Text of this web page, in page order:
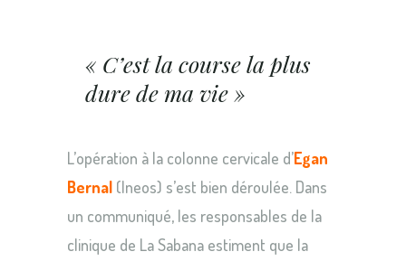
« C’est la course la plus
dure de ma vie »
L’opération à la colonne cervicale d’Egan
Bernal (Ineos) s’est bien déroulée. Dans
un communiqué, les responsables de la
clinique de La Sabana estiment que la